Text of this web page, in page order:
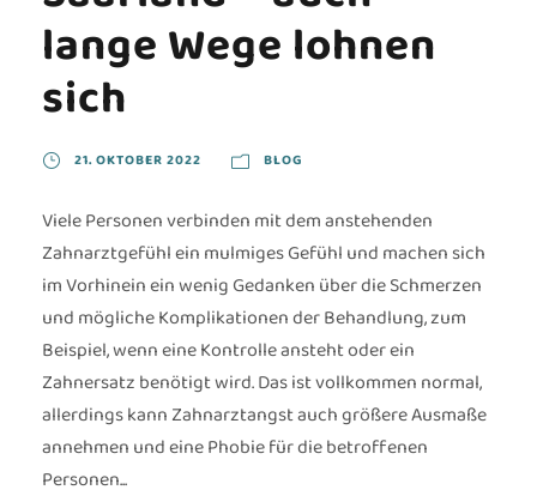
lange Wege lohnen
sich
21. OKTOBER 2022 BLOG
Viele Personen verbinden mit dem anstehenden
Zahnarztgefühl ein mulmiges Gefühl und machen sich
im Vorhinein ein wenig Gedanken über die Schmerzen
und mögliche Komplikationen der Behandlung, zum
Beispiel, wenn eine Kontrolle ansteht oder ein
Zahnersatz benötigt wird. Das ist vollkommen normal,
allerdings kann Zahnarztangst auch größere Ausmaße
annehmen und eine Phobie für die betroffenen
Personen...